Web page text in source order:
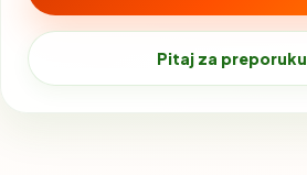
Pitaj za preporuku